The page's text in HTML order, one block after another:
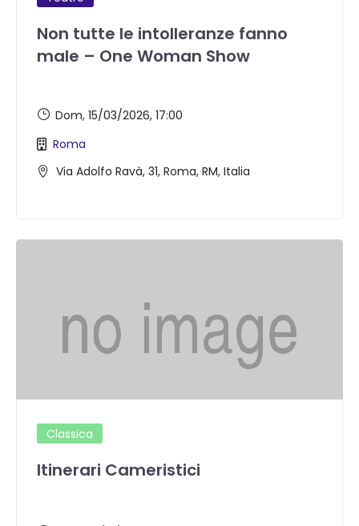
Non tutte le intolleranze fanno
male – One Woman Show
Via Adolfo Ravà, 31, Roma, RM, Italia
Roma
Dom, 15/03/2026, 17:00
Classica
Itinerari Cameristici